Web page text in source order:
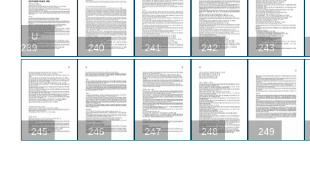
U
239
240 241 242 243
245 246 247 248 249